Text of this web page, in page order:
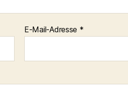
E-Mail-Adresse *